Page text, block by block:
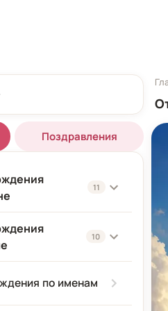
Поздравления
11
10
по именам